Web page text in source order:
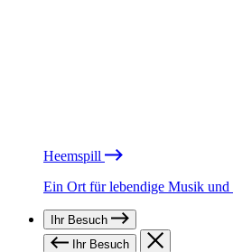
Heemspill
Ein Ort für lebendige Musik und
Ihr Besuch
Ihr Besuch